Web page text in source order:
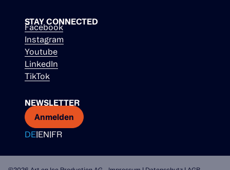
STAY CONNECTED
Facebook
Instagram
Youtube
LinkedIn
TikTok
NEWSLETTER
Anmelden
DE|EN|FR